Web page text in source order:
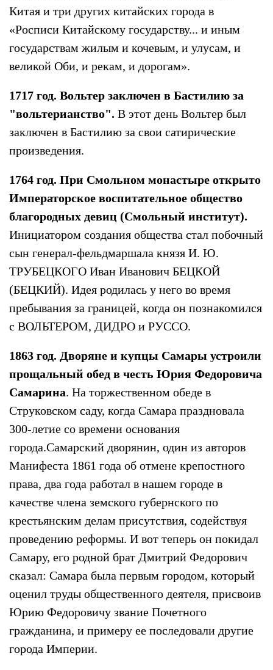
Китая и три других китайских города в
«Росписи Китайскому государству... и иным
государствам жилым и кочевым, и улусам, и
великой Оби, и рекам, и дорогам».
1717 год. Вольтер заключен в Бастилию за
"вольтерианство". В этот день Вольтер был
заключен в Бастилию за свои сатирические
произведения.
1764 год. При Смольном монастыре открыто
Императорское воспитательное общество
благородных девиц (Смольный институт).
Инициатором создания общества стал побочный
сын генерал-фельдмаршала князя И. Ю.
ТРУБЕЦКОГО Иван Иванович БЕЦКОЙ
(БЕЦКИЙ). Идея родилась у него во время
пребывания за границей, когда он познакомился
с ВОЛЬТЕРОМ, ДИДРО и РУССО.
1863 год. Дворяне и купцы Самары устроили
прощальный обед в честь Юрия Федоровича
Самарина. На торжественном обеде в
Струковском саду, когда Самара праздновала
300-летие со времени основания
города.Самарский дворянин, один из авторов
Манифеста 1861 года об отмене крепостного
права, два года работал в нашем городе в
качестве члена земского губернского по
крестьянским делам присутствия, содействуя
проведению реформы. И вот теперь он покидал
Самару, его родной брат Дмитрий Федорович
сказал: Самара была первым городом, который
оценил труды общественного деятеля, присвоив
Юрию Федоровичу звание Почетного
гражданина, и примеру ее последовали другие
города Империи.